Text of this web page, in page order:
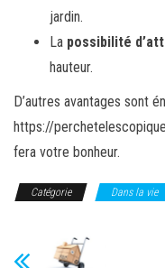
jardin.
La possibilité
hauteur.
D’autres avantages sont
https://
fera votre bonheur.
Catégorie Dans la vie